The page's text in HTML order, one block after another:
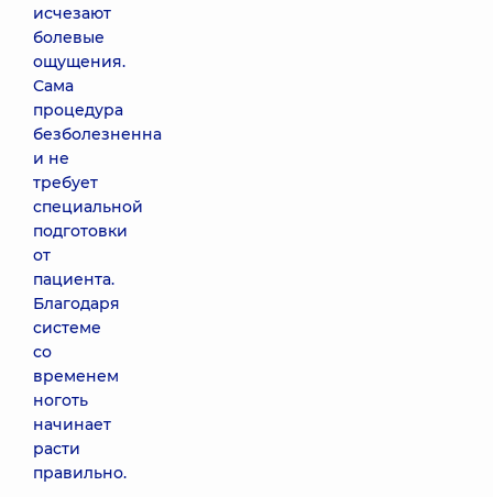
исчезают
болевые
ощущения.
Сама
процедура
безболезненна
и не
требует
специальной
подготовки
от
пациента.
Благодаря
системе
со
временем
ноготь
начинает
расти
правильно.